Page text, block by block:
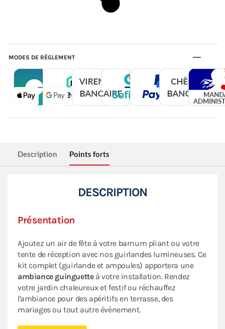
MODES DE RÈGLEMENT
Description Points forts
DESCRIPTION
Présentation
Ajoutez un air de fête à votre barnum pliant ou votre
tente de réception avec nos guirlandes lumineuses. Ce
kit complet (guirlande et ampoules) apportera une
ambiance guinguetteà votre installation. Rendez
votre jardin chaleureux et festif ou réchauffez
l'ambiance pour des apéritifs en terrasse, des
mariages ou tout autre évènement.